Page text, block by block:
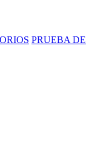
PRUEBA DE